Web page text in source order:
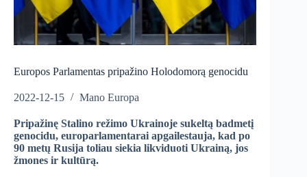
Europos Parlamentas pripažino Holodomorą genocidu
2022-12-15 Mano Europa
Pripažinę Stalino režimo Ukrainoje sukeltą badmetį
genocidu, europarlamentarai apgailestauja, kad po
90 metų Rusija toliau siekia likviduoti Ukrainą, jos
žmones ir kultūrą.